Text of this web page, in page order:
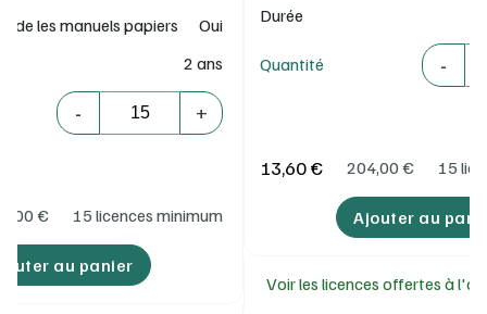
les manuels papiers
Oui
2 ans
-
Quantité
+
€ 15 licences minimum
au panier
Durée
Quantité -
Quantité
13,60 € 204,00 € 15
Ajouter au
Voir les licences offertes à